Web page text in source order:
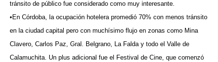
tránsito de público fue considerado como muy interesante.
•En Córdoba, la ocupación hotelera promedió 70% con menos tránsito
en la ciudad capital pero con muchísimo flujo en zonas como Mina
Clavero, Carlos Paz, Gral. Belgrano, La Falda y todo el Valle de
Calamuchita. Un plus adicional fue el Festival de Cine, que comenzó